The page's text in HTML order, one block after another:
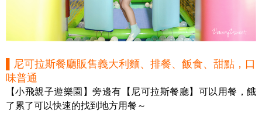
▌尼可拉斯餐廳販售義大利麵、排餐、飯食、甜點，口
味普通
【小飛親子遊樂園】旁邊有【尼可拉斯餐廳】可以用餐，餓
了累了可以快速的找到地方用餐～